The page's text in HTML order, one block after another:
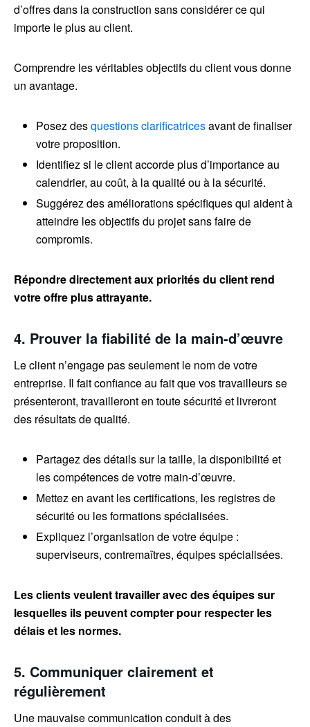
d’offres dans la construction sans considérer ce qui
importe le plus au client.
Comprendre les véritables objectifs du client vous donne
un avantage.
Posez desquestions clarificatricesavant de finaliser
votre proposition.
Identifiez si le client accorde plus d’importance au
calendrier, au coût, à la qualité ou à la sécurité.
Suggérez des améliorations spécifiques qui aident à
atteindre les objectifs du projet sans faire de
compromis.
Répondre directement aux priorités du client rend
votre offre plus attrayante.
4. Prouver la fiabilité de la main-d’œuvre
Le client n’engage pas seulement le nom de votre
entreprise. Il fait confiance au fait que vos travailleurs se
présenteront, travailleront en toute sécurité et livreront
des résultats de qualité.
Partagez des détails sur la taille, la disponibilité et
les compétences de votre main-d’œuvre.
Mettez en avant les certifications, les registres de
sécurité ou les formations spécialisées.
Expliquez l’organisation de votre équipe :
superviseurs, contremaîtres, équipes spécialisées.
Les clients veulent travailler avec des équipes sur
lesquelles ils peuvent compter pour respecter les
délais et les normes.
5. Communiquer clairement et
régulièrement
Une mauvaise communication conduit à des